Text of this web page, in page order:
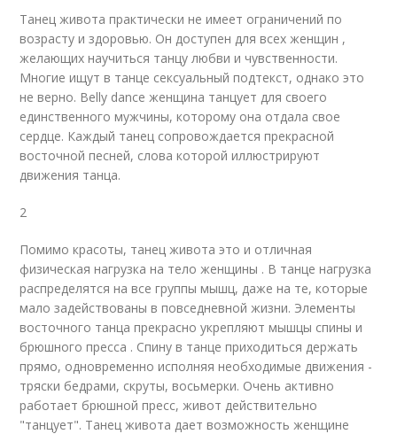
Танец живота практически не имеет ограничений по
возрасту и здоровью. Он доступен для всех женщин ,
желающих научиться танцу любви и чувственности.
Многие ищут в танце сексуальный подтекст, однако это
не верно. Belly dance женщина танцует для своего
единственного мужчины, которому она отдала свое
сердце. Каждый танец сопровождается прекрасной
восточной песней, слова которой иллюстрируют
движения танца.
2
Помимо красоты, танец живота это и отличная
физическая нагрузка на тело женщины . В танце нагрузка
распределятся на все группы мышц, даже на те, которые
мало задействованы в повседневной жизни. Элементы
восточного танца прекрасно укрепляют мышцы спины и
брюшного пресса . Спину в танце приходиться держать
прямо, одновременно исполняя необходимые движения -
тряски бедрами, скруты, восьмерки. Очень активно
работает брюшной пресс, живот действительно
"танцует". Танец живота дает возможность женщине